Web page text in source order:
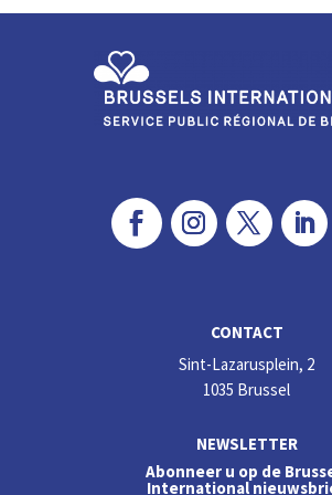
k
CONTACT
Sint-Lazarusplein, 2
1035 Brussel
NEWSLETTER
Abonneer u op de
International